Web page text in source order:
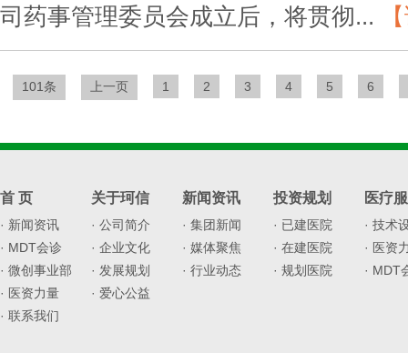
司药事管理委员会成立后，将贯彻...
101条 上一页 1 2 3 4 5 6
首 页
· 新闻资讯
· MDT会诊
· 微创事业部
· 医资力量
· 联系我们
关于珂信
· 公司简介
· 企业文化
· 发展规划
· 爱心公益
新闻资讯
· 集团新闻
· 媒体聚焦
· 行业动态
投资规划
· 已建医院
· 在建医院
· 规划医院
医疗
· 技术
· 医资
· MDT